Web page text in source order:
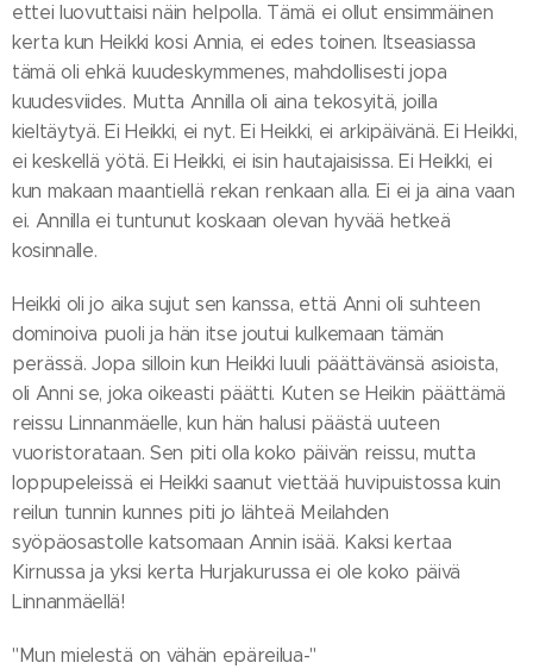
ettei luovuttaisi näin helpolla. Tämä ei ollut ensimmäinen
kerta kun Heikki kosi Annia, ei edes toinen. Itseasiassa
tämä oli ehkä kuudeskymmenes, mahdollisesti jopa
kuudesviides. Mutta Annilla oli aina tekosyitä, joilla
kieltäytyä. Ei Heikki, ei nyt. Ei Heikki, ei arkipäivänä. Ei Heikki,
ei keskellä yötä. Ei Heikki, ei isin hautajaisissa. Ei Heikki, ei
kun makaan maantiellä rekan renkaan alla. Ei ei ja aina vaan
ei. Annilla ei tuntunut koskaan olevan hyvää hetkeä
kosinnalle.
Heikki oli jo aika sujut sen kanssa, että Anni oli suhteen
dominoiva puoli ja hän itse joutui kulkemaan tämän
perässä. Jopa silloin kun Heikki luuli päättävänsä asioista,
oli Anni se, joka oikeasti päätti. Kuten se Heikin päättämä
reissu Linnanmäelle, kun hän halusi päästä uuteen
vuoristorataan. Sen piti olla koko päivän reissu, mutta
loppupeleissä ei Heikki saanut viettää huvipuistossa kuin
reilun tunnin kunnes piti jo lähteä Meilahden
syöpäosastolle katsomaan Annin isää. Kaksi kertaa
Kirnussa ja yksi kerta Hurjakurussa ei ole koko päivä
Linnanmäellä!
"Mun mielestä on vähän epäreilua-"